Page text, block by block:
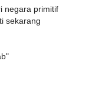
negara primitif
sekarang